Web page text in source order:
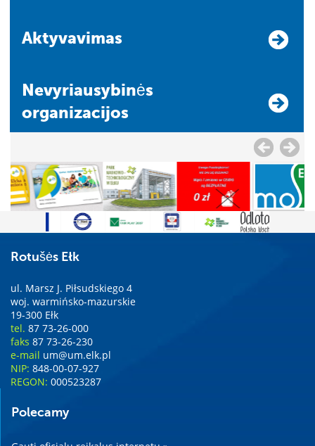
Aktyvavimas
Nevyriausybinės
organizacijos
Rotušės Ełk
ul. Marsz J. Piłsudskiego 4
woj. warmińsko-mazurskie
19-300 Ełk
tel. 87 73-26-000
faks 87 73-26-230
e-mail um@um.elk.pl
NIP: 848-00-07-927
REGON: 000523287
Polecamy